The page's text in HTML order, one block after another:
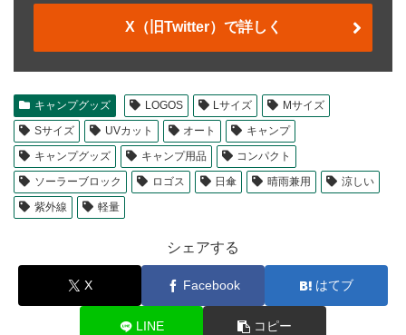
X（旧Twitter）で詳しく
キャンプグッズ LOGOS Lサイズ
Mサイズ
Sサイズ
UVカット オート
キャンプ
キャンプグッズ
キャンプ用品
コンパクト
ソーラーブロック
ロゴス 日傘 晴雨兼用
涼しい
紫外線
軽量
シェアする
X Facebook はてブ
LINE コピー